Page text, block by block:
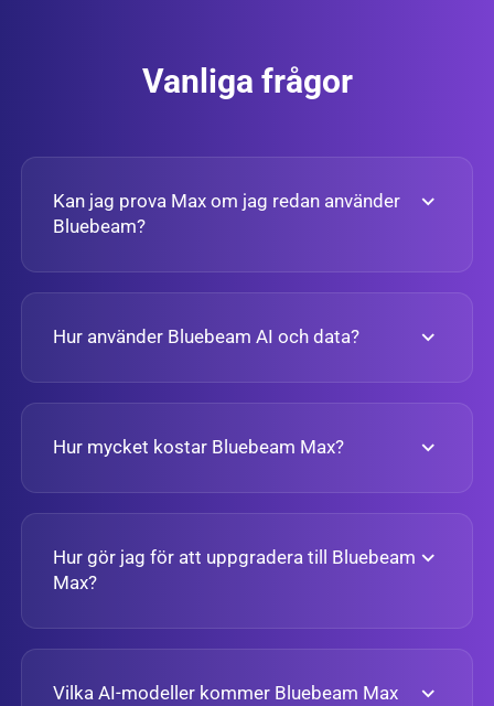
Vanliga frågor
Kan jag prova Max om jag redan använder
Bluebeam?
Hur använder Bluebeam AI och data?
Hur mycket kostar Bluebeam Max?
Hur gör jag för att uppgradera till Bluebeam
Max?
Vilka AI-modeller kommer Bluebeam Max